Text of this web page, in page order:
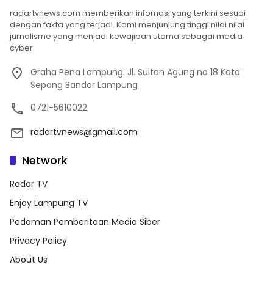
radartvnews.com memberikan infomasi yang terkini sesuai
dengan fakta yang terjadi. Kami menjunjung tinggi nilai nilai
jurnalisme yang menjadi kewajiban utama sebagai media
cyber.
Graha Pena Lampung. Jl. Sultan Agung no 18 Kota
Sepang Bandar Lampung
0721-5610022
radartvnews@gmail.com
Network
Radar TV
Enjoy Lampung TV
Pedoman Pemberitaan Media Siber
Privacy Policy
About Us